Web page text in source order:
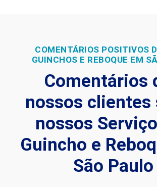
COMENTÁRIOS POSITIVOS
GUINCHOS E REBOQUE EM
Comentários
nossos clientes
nossos
Guincho e
São Paulo